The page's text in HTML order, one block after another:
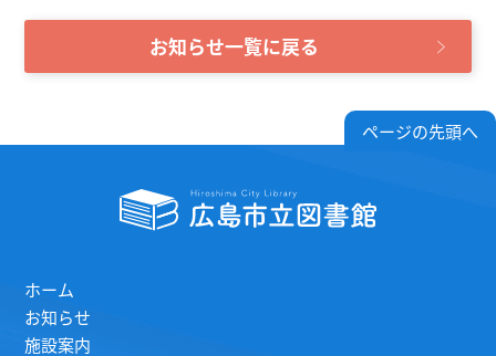
お知らせ一覧に戻る
ページの先頭へ
ホーム
お知らせ
施設案内